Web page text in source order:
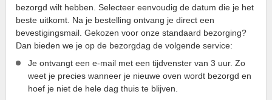
bezorgd wilt hebben. Selecteer eenvoudig de datum die je het
beste uitkomt. Na je bestelling ontvang je direct een
bevestigingsmail. Gekozen voor onze standaard bezorging?
Dan bieden we je op de bezorgdag de volgende service:
Je ontvangt een e-mail met een tijdvenster van 3 uur. Zo
weet je precies wanneer je nieuwe oven wordt bezorgd en
hoef je niet de hele dag thuis te blijven.